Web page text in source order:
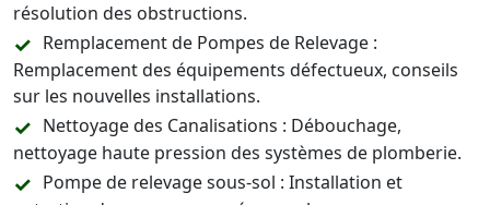
résolution des obstructions.
Remplacement de Pompes de Relevage :
Remplacement des équipements défectueux, conseils
sur les nouvelles installations.
Nettoyage des Canalisations : Débouchage,
nettoyage haute pression des systèmes de plomberie.
Pompe de relevage sous-sol : Installation et